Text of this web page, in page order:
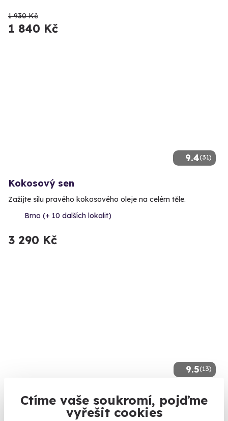
Ctíme vaše soukromí, pojďme
vyřešit cookies
1 930 Kč
1 840 Kč
9.4(31)
Kokosový sen
Zažijte sílu pravého kokosového oleje na celém těle.
Brno (+ 10 dalších lokalit)
3 290 Kč
9.5(13)
Masáž medem
Zažijte výjimečné účinky medu na vlastní kůži.